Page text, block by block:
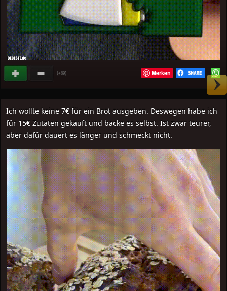
(+69) Merken
Ich wollte keine 7€ für ein Brot ausgeben. Deswegen habe ich
für 15€ Zutaten gekauft und backe es selbst. Ist zwar teurer,
aber dafür dauert es länger und schmeckt nicht.